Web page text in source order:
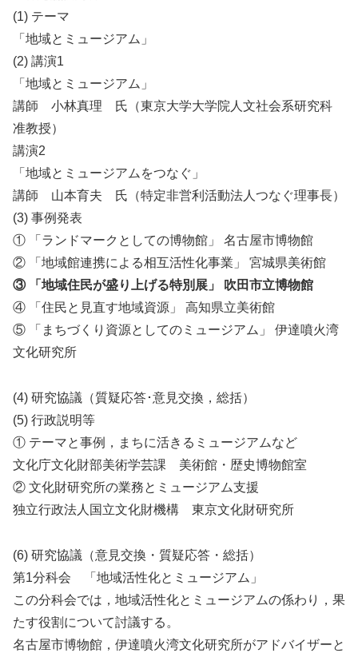
(1) テーマ
「地域とミュージアム」
(2) 講演1
「地域とミュージアム」
講師 小林真理 氏（東京大学大学院人文社会系研究科
准教授）
講演2
「地域とミュージアムをつなぐ」
講師 山本育夫 氏（特定非営利活動法人つなぐ理事長）
(3) 事例発表
① 「ランドマークとしての博物館」 名古屋市博物館
② 「地域館連携による相互活性化事業」 宮城県美術館
③ 「地域住民が盛り上げる特別展」 吹田市立博物館
④ 「住民と見直す地域資源」 高知県立美術館
⑤ 「まちづくり資源としてのミュージアム」 伊達噴火湾
文化研究所
(4) 研究協議（質疑応答･意見交換，総括）
(5) 行政説明等
① テーマと事例，まちに活きるミュージアムなど
文化庁文化財部美術学芸課 美術館・歴史博物館室
② 文化財研究所の業務とミュージアム支援
独立行政法人国立文化財機構 東京文化財研究所
(6) 研究協議（意見交換・質疑応答・総括）
第1分科会 「地域活性化とミュージアム」
この分科会では，地域活性化とミュージアムの係わり，果
たす役割について討議する。
名古屋市博物館，伊達噴火湾文化研究所がアドバイザーと